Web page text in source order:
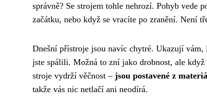
správně? Se strojem tohle nehrozí. Pohyb vede
začátku, nebo když se vracíte po zranění. Není
Dnešní přístroje jsou navíc chytré. Ukazují
jste spálili. Možná to zní jako drobnost, ale
stroje vydrží věčnost – jsou postavené z
takže vás nic netlačí ani neodírá.